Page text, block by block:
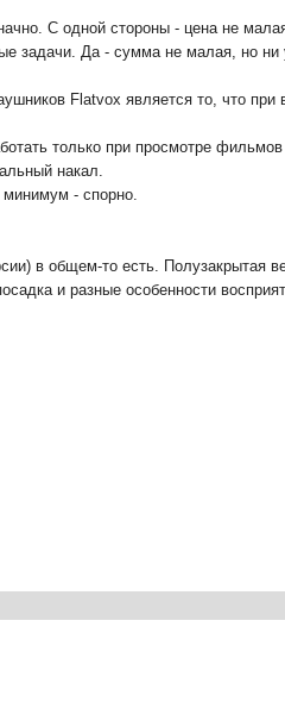
С одной стороны - цена не
задачи. Да - сумма не малая, но
Flatvox является то, что
только при просмотре
накал.
минимум - спорно.
в общем-то есть. Полузакрытая
и разные особенности